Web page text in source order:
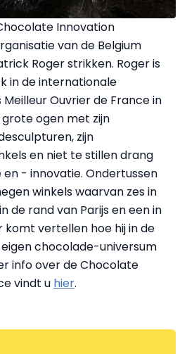
Innovation
van de Belgium
Roger strikken. Roger is
in de internationale
Ouvrier de France in
ogen met zijn
zijn
en niet te stillen drang
- innovatie. Ondertussen
winkels waarvan zes in
de rand van Parijs en een in
komt vertellen hoe hij in de
chocolade-universum
info over de Chocolate
vindt u hier.